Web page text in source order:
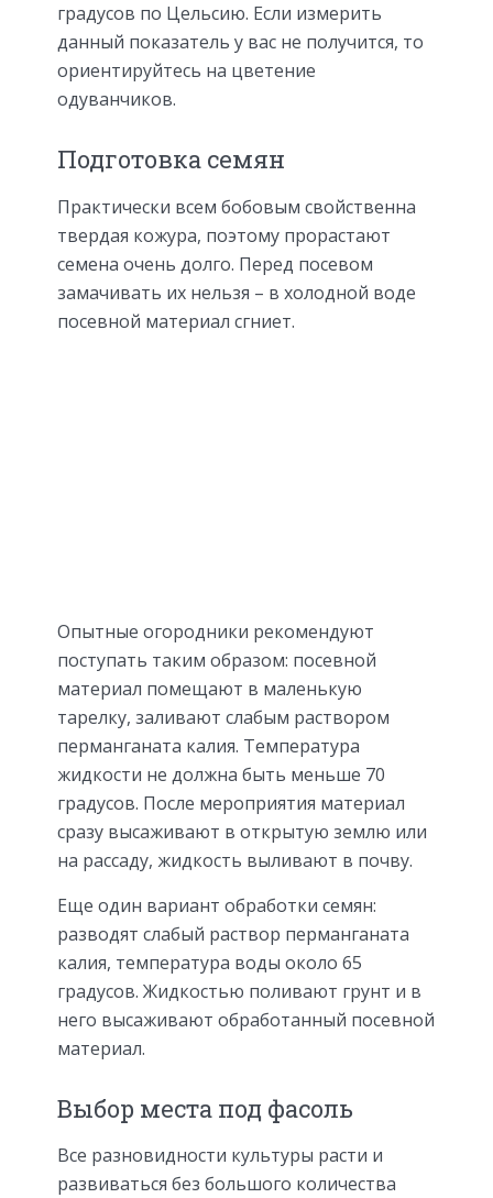
градусов по Цельсию. Если измерить
данный показатель у вас не получится, то
ориентируйтесь на цветение
одуванчиков.
Подготовка семян
Практически всем бобовым свойственна
твердая кожура, поэтому прорастают
семена очень долго. Перед посевом
замачивать их нельзя – в холодной воде
посевной материал сгниет.
Опытные огородники рекомендуют
поступать таким образом: посевной
материал помещают в маленькую
тарелку, заливают слабым раствором
перманганата калия. Температура
жидкости не должна быть меньше 70
градусов. После мероприятия материал
сразу высаживают в открытую землю или
на рассаду, жидкость выливают в почву.
Еще один вариант обработки семян:
разводят слабый раствор перманганата
калия, температура воды около 65
градусов. Жидкостью поливают грунт и в
него высаживают обработанный посевной
материал.
Выбор места под фасоль
Все разновидности культуры расти и
развиваться без большого количества